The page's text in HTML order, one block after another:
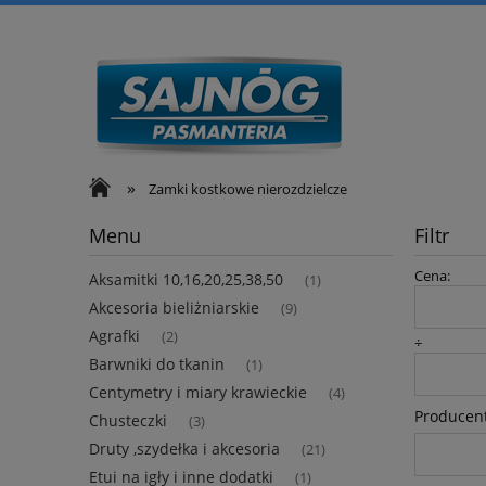
» Zamki kostkowe nierozdzielcze
Menu
Aksamitki 10,16,20,25,38,50 (1)
Akcesoria bieliżniarskie (9)
Agrafki (2)
Barwniki do tkanin (1)
Centymetry i miary krawieckie (4)
Chusteczki (3)
Druty ,szydełka i akcesoria (21)
Etui na igły i inne dodatki (1)
Filtr
Cena:
÷